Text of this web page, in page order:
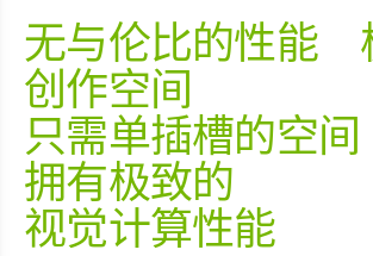
无与伦比的性能
创作空间
只需单插槽的空
拥有极致的
视觉计算性能